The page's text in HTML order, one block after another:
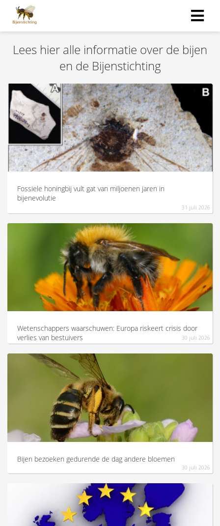
Lees hier alle informatie over de bijen
en de Bijenstichting
Fossiele honingbij vult gat van miljoenen jaren in
bijenevolutie
31 juli 2026
Wetenschappers waarschuwen: Europa riskeert crisis door
verlies van bestuivers
30 juli 2026
Bijen bezoeken gedurende de dag andere bloemen
30 juli 2026